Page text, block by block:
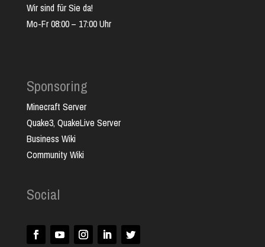
Wir sind für Sie da!
Mo-Fr 08:00 – 17:00 Uhr
Sponsoring
Minecraft Server
Quake3, QuakeLive Server
Business Wiki
Community Wiki
Social